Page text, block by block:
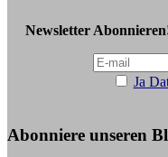
Newsletter
Ja
Abonniere unseren